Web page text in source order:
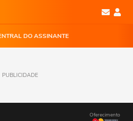
DO ASSINANTE
PUBLICIDADE
Oferecimento